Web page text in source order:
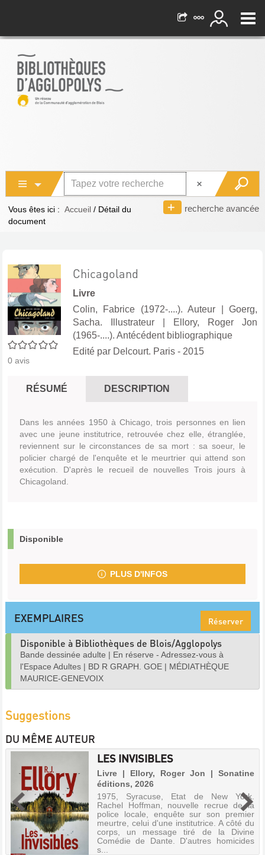
recherche avancée
Vous êtes ici : Accueil / Détail du
document
0/5
0 avis
Chicagoland
Livre
Colin, Fabrice (1972-....). Auteur |Goerg,
Sacha. Illustrateur
Ellory, Roger Jon
(1965-....). Antécédent bibliographique
Edité par Delcourt. Paris - 2015
RÉSUMÉ DESCRIPTION
Dans les années 1950 à Chicago, trois personnes en lien
avec une jeune institutrice, retrouvée chez elle, étranglée,
reviennent sur le circonstances de sa mort : sa soeur, le
policier chargé de l'enquête et le meurtrier qui attend son
exécution. D'après le recueil de nouvelles Trois jours à
Chicagoland.
Disponible
PLUS D'INFOS
EXEMPLAIRES Réserver
Disponible à Bibliothèques de Blois/Agglopolys
Bande dessinée adulte | En réserve - Adressez-vous à
l'Espace Adultes | BD R GRAPH. GOE | MÉDIATHÈQUE
MAURICE-GENEVOIX
Suggestions
DU MÊME AUTEUR
LES INVISIBLES
Livre | Ellory, Roger Jon | Sonatine
éditions, 2026
1975, Syracuse, Etat de New York.
Rachel Hoffman, nouvelle recrue de la
police locale, enquête sur son premier
meurtre, celui d'une institutrice. A côté du
corps, un message tiré de la Divine
Comédie de Dante. D'autres homicides
s...